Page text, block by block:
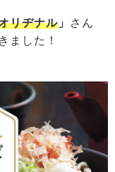
リヂナル 」
さん
ました！